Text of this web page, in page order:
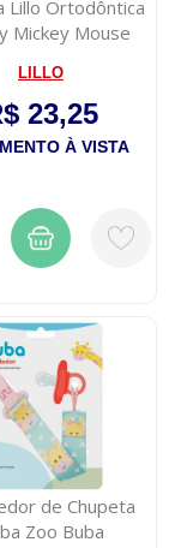
Lillo Ortodôntica
Mickey Mouse
LILLO
23,25
À VISTA
de Chupeta
Zoo Buba